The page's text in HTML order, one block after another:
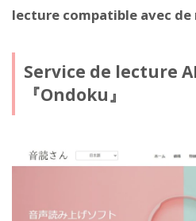
lecture compatible avec
Service de lecture
『Ondoku』